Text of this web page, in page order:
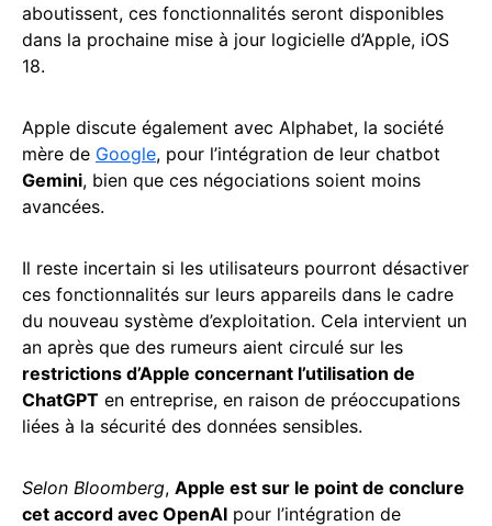
aboutissent, ces fonctionnalités seront disponibles
dans la prochaine mise à jour logicielle d’Apple, iOS
18.
Apple discute également avec Alphabet, la société
mère de Google, pour l’intégration de leur chatbot
Gemini, bien que ces négociations soient moins
avancées.
Il reste incertain si les utilisateurs pourront désactiver
ces fonctionnalités sur leurs appareils dans le cadre
du nouveau système d’exploitation. Cela intervient un
an après que des rumeurs aient circulé sur les
restrictions d’Apple concernant l’utilisation de
ChatGPT en entreprise, en raison de préoccupations
liées à la sécurité des données sensibles.
Selon Bloomberg, Apple est sur le point de conclure
cet accord avec OpenAI pour l’intégration de